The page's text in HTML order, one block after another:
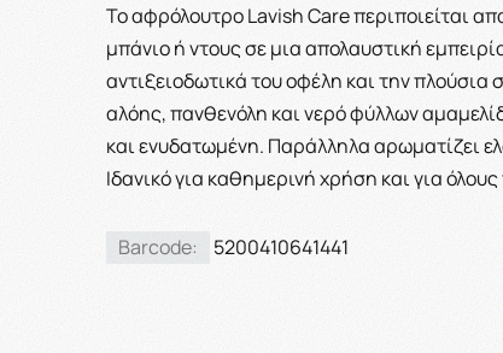
Το αφρόλουτρο Lavish Care περιποιείται
μπάνιο ή ντους σε μια απολαυστική
αντιξειοδωτικά του οφέλη και την πλούσια
αλόης, πανθενόλη και νερό φύλλων
και ενυδατωμένη. Παράλληλα αρωματίζει
Ιδανικό για καθημερινή χρήση και για
Barcode: 5200410641441